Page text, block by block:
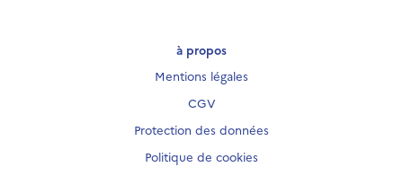
à propos
Mentions légales
CGV
Protection des données
Politique de cookies